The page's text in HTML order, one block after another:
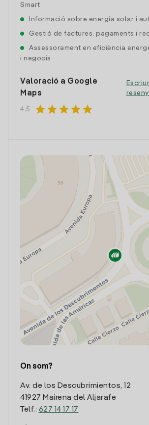
Smart
Informació sobre energia solar i
Gestió de factures, pagaments i
Assessorament en eficiència
i negocis
Valoració a Google
Maps
4.5 starstarstarstarstar
On som?
Av. de los Descubrimientos, 12
41927 Mairena del Aljarafe
Telf.: 627 14 17 17